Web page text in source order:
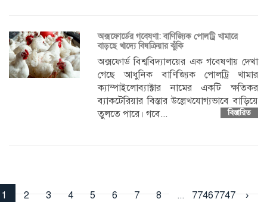
অক্সফোর্ডের গবেষণা: বাণিজ্যিক পোলট্রি খামারে
বাড়ছে খাদ্যে বিষক্রিয়ার ঝুঁকি
অক্সফোর্ড বিশ্ববিদ্যালয়ের এক গবেষণায় দেখা
গেছে আধুনিক বাণিজ্যিক পোলট্রি খামার
ক্যাম্পাইলোব্যাক্টার নামের একটি ক্ষতিকর
ব্যাকটেরিয়ার বিস্তার উল্লেখযোগ্যভাবে বাড়িয়ে
তুলতে পারে। গবে...
বিস্তারিত
1 2 3 4 5 6 7 8 ... 77467747 ›